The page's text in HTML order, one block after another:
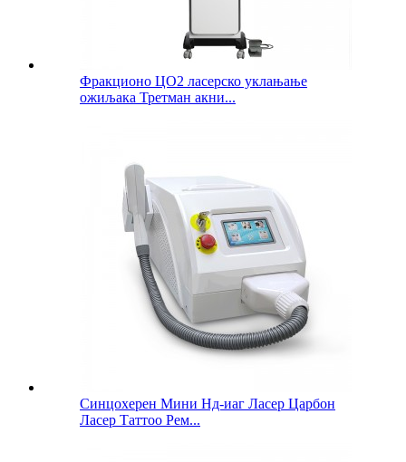
Фракционо ЦО2 ласерско уклањање
ожиљака Третман акни...
Синцохерен Мини Нд-иаг Ласер Царбон
Ласер Таттоо Рем...